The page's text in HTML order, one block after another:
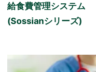
給食費管理システム
(Sossianシリーズ)